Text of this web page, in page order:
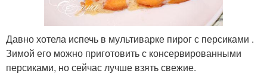
Давно хотела испечь в мультиварке пирог с персиками .
Зимой его можно приготовить с консервированными
персиками, но сейчас лучше взять свежие.